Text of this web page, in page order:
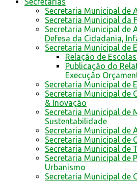
Secretaria Municipal de
Secretaria Municipal da
Secretaria Municipal de
Defesa da Cidadania,
Secretaria Municipal de
Relação de
Publicação do
Execução
Secretaria Municipal de
Secretaria Municipal de
& Inovação
Secretaria Municipal de
Sustentabilidade
Secretaria Municipal de
Secretaria Municipal de
Secretaria Municipal de
Secretaria Municipal de
Urbanismo
Secretaria Municipal de